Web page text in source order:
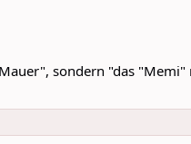
sondern "das